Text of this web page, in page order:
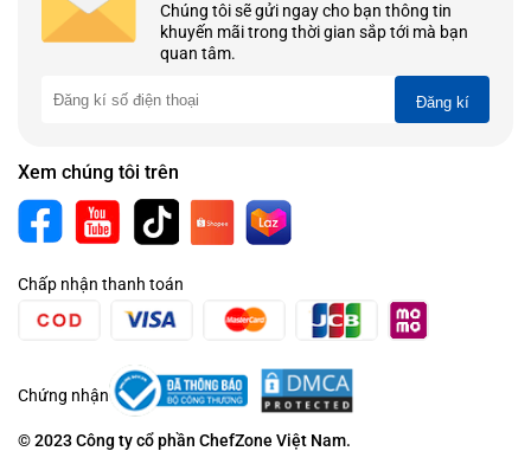
Chúng tôi sẽ gửi ngay cho bạn thông tin
khuyến mãi trong thời gian sắp tới mà bạn
quan tâm.
Đăng kí
Xem chúng tôi trên
Chấp nhận thanh toán
Chứng nhận
© 2023 Công ty cổ phần ChefZone Việt Nam.